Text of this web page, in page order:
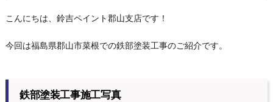
こんにちは、鈴吉ペイント郡山支店です！
今回は福島県郡山市菜根での鉄部塗装工事のご紹介です。
鉄部塗装工事施工写真